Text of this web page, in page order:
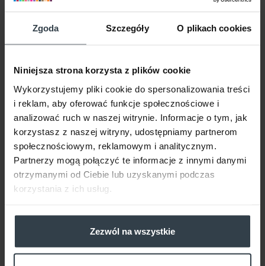
Zgoda Szczegóły O plikach cookies
Niniejsza strona korzysta z plików cookie
Wykorzystujemy pliki cookie do spersonalizowania treści
i reklam, aby oferować funkcje społecznościowe i
analizować ruch w naszej witrynie. Informacje o tym, jak
korzystasz z naszej witryny, udostępniamy partnerom
społecznościowym, reklamowym i analitycznym.
Partnerzy mogą połączyć te informacje z innymi danymi
otrzymanymi od Ciebie lub uzyskanymi podczas
korzystania z ich usług.
Zezwól na wszystkie
Pharmaceris S
do ciała dla dorosłych
INVISIBLE EFFECT BODY SPRAY150 ml